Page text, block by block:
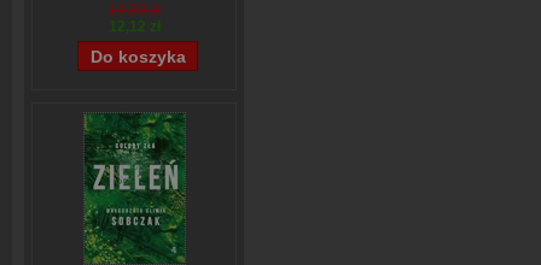
14,90 zł
12,12 zł